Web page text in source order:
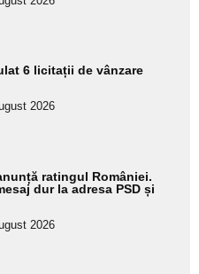
6 licitații de vânzare
2026
ratingul României.
dur la adresa PSD și
2026